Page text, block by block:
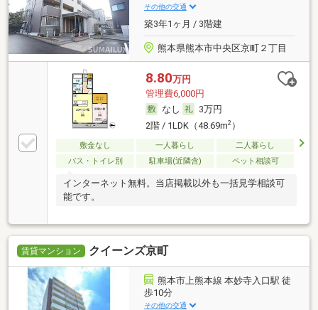
その他の交通
築3年1ヶ月 / 3階建
熊本県熊本市中央区京町２丁目
8.80万円
管理費6,000円
なし
3万円
2階 / 1LDK（48.69m2）
敷金なし 一人暮らし
二人暮らし
バス・トイレ別
駐車場(近隣含) ペット相談可
インターネット無料。当店掲載以外も一括見学相談可
能です。
賃貸マンション クイーンズ京町
熊本市上熊本線 本妙寺入口駅 徒
歩10分
その他の交通